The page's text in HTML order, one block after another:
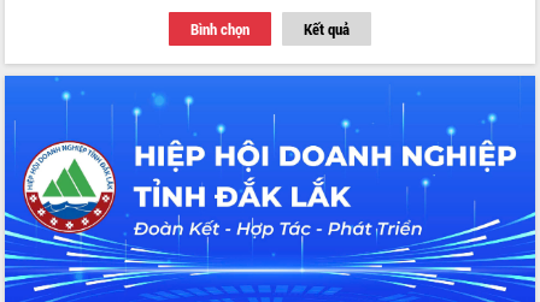
Thứ trưởng Bộ Y tế làm việc với tỉnh
Đắk Lắk về phát triển nhân lực y tế
cho trạm y tế cấp xã
Du lịch Đắk Lắk nâng tầm trải nghiệm
du khách thông qua Hệ thống cơ sở dữ
liệu và Bản đồ số
Tập huấn ứng dụng trí tuệ nhân tạo (AI)
trong thương mại điện tử năm 2026
Đoàn đại biểu Quốc hội tỉnh Đắk Lắk
trao đổi thông tin trước Kỳ họp thứ
nhất, Quốc hội khóa XVI
Bình chọn Kết quả